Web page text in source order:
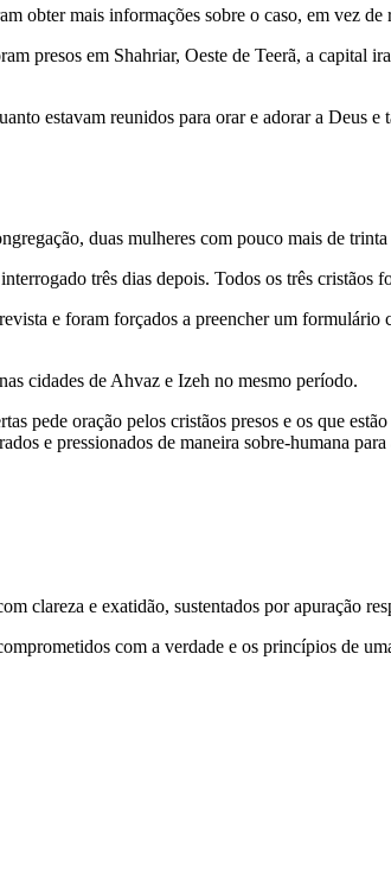
obter mais informações sobre o caso, em vez
presos em Shahriar, Oeste de Teerã, a capital
estavam reunidos para orar e adorar a Deus
duas mulheres com pouco mais de
três dias depois. Todos os três cristãos
e foram forçados a preencher um
cidades de Ahvaz e Izeh no mesmo período.
pede oração pelos cristãos presos e os que
e pressionados de maneira sobre-humana
clareza e exatidão, sustentados por apuração
com a verdade e os princípios de